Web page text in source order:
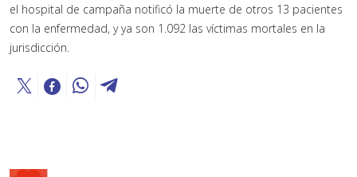
el hospital de campaña notificó la muerte de otros 13 pacientes
con la enfermedad, y ya son 1.092 las víctimas mortales en la
jurisdicción.